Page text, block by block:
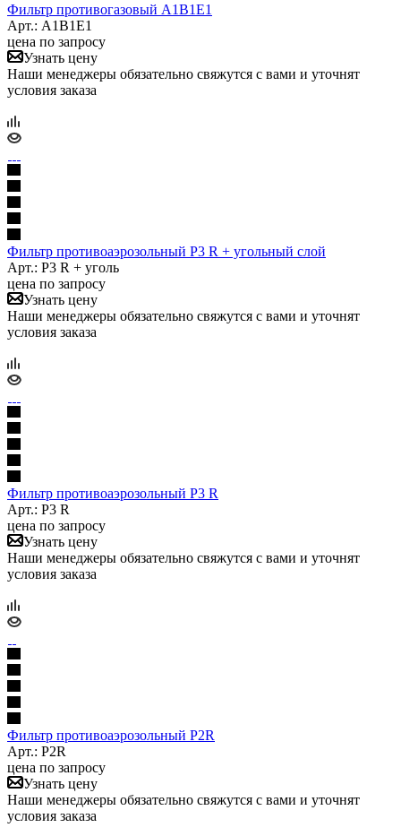
Фильтр противогазовый A1B1E1
Арт.: A1B1E1
цена по запросу
Узнать цену
Наши менеджеры обязательно свяжутся с вами и уточнят
условия заказа
Фильтр противоаэрозольный P3 R + угольный слой
Арт.: P3 R + уголь
цена по запросу
Узнать цену
Наши менеджеры обязательно свяжутся с вами и уточнят
условия заказа
Фильтр противоаэрозольный P3 R
Арт.: P3 R
цена по запросу
Узнать цену
Наши менеджеры обязательно свяжутся с вами и уточнят
условия заказа
Фильтр противоаэрозольный P2R
Арт.: P2R
цена по запросу
Узнать цену
Наши менеджеры обязательно свяжутся с вами и уточнят
условия заказа